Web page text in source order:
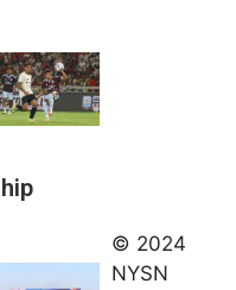
umum
Kejurnas
© 2024
NYSN